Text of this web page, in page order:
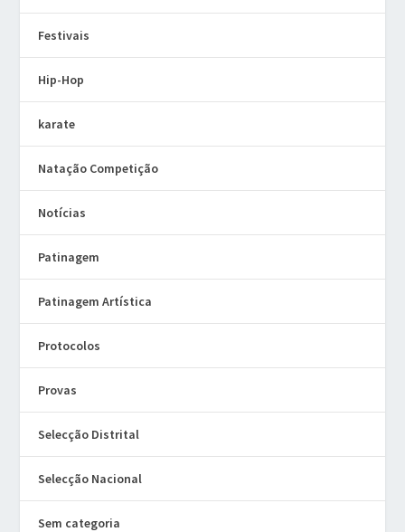
Festivais
Hip-Hop
karate
Natação Competição
Notícias
Patinagem
Patinagem Artística
Protocolos
Provas
Selecção Distrital
Selecção Nacional
Sem categoria